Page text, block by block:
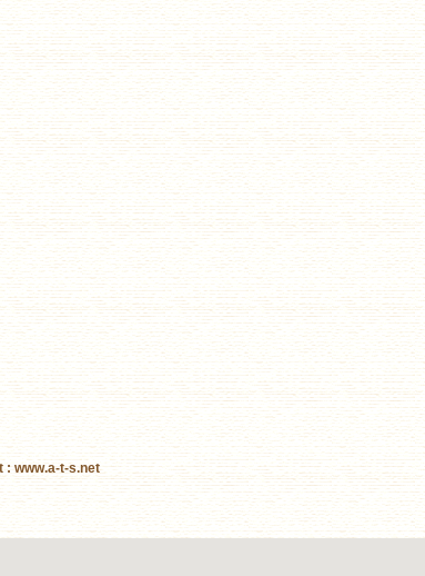
: www.a-t-s.net